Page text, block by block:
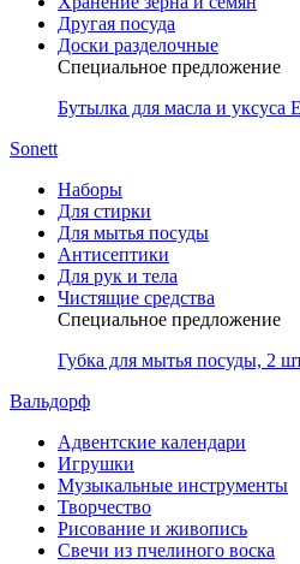
Другая посуда
Доски разделочные
Специальное предложение
Бутылка для масла и уксуса
Sonett
Наборы
Для стирки
Для мытья посуды
Антисептики
Для рук и тела
Чистящие средства
Специальное предложение
Губка для мытья посуды, 2
Вальдорф
Адвентские календари
Игрушки
Музыкальные инструменты
Творчество
Рисование и живопись
Свечи из пчелиного воска